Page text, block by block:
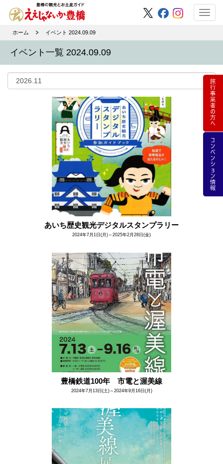
ホーム イベント 2024.09.09
イベント一覧 2024.09.09
あいち歴史観光デジタルスタンプラリー
2024年7月1日(月)～2025年2月28日(金)
豊橋鉄道100年 市電と渥美線
2024年7月13日(土)～2024年9月16日(月)